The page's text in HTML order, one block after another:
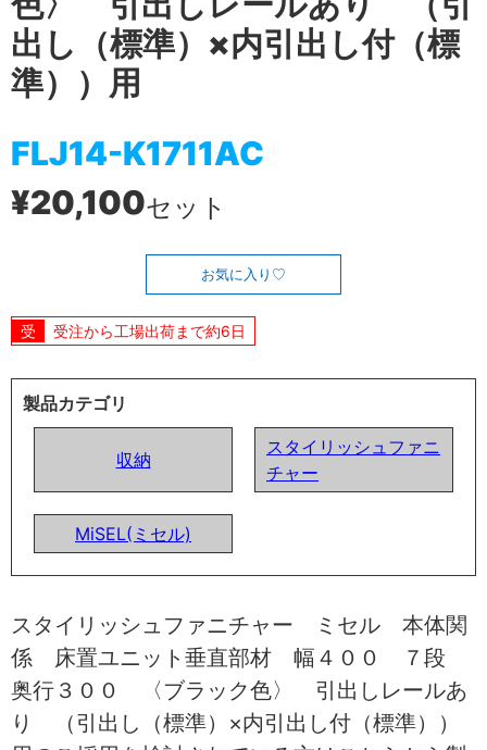
出し（標準）×内引出し付（標
準））用
FLJ14-K1711AC
¥20,100セット
お気に入り
受注から工場出荷まで約6日
製品カテゴリ
収納
スタイリッシュファニ
チャー
MiSEL(ミセル)
スタイリッシュファニチャー ミセル 本体関
係 床置ユニット垂直部材 幅４００ ７段
奥行３００ 〈ブラック色〉 引出しレールあ
り （引出し（標準）×内引出し付（標準））